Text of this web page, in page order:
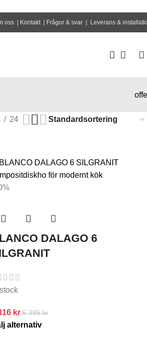
oss Kontakt| Frågor & svar Leverans &
24
DALAGO 6
kr 5 395kr
alternativ